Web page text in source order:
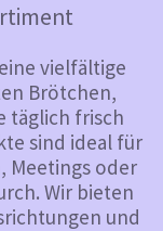
vielfältige
Brötchen,
täglich frisch
sind ideal für
Meetings oder
Wir bieten
und